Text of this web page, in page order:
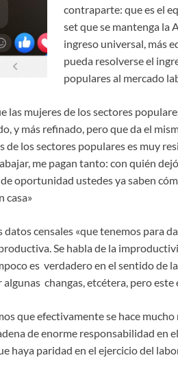
contraparte: que es el
set que se mantenga la
ingreso universal, más
pueda resolverse el
populares al mercado
las mujeres de los sectores
y más refinado, pero que da el
de los sectores populares es muy
me pagan tanto: con quién
oportunidad ustedes ya saben
casa»
datos censales «que tenemos para
Se habla de la
es verdadero en el sentido
algunas changas, etcétera, pero
que efectivamente se hace
de enorme responsabilidad en
haya paridad en el ejercicio del